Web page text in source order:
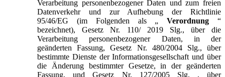
Verarbeitung personenbezogener Daten und zum freien
Datenverkehr und zur Aufhebung der Richtlinie
95/46/EG (im Folgenden als „Verordnung “
bezeichnet), Gesetz Nr. 110/ 2019 Slg., über die
Verarbeitung personenbezogener Daten, in der
geänderten Fassung, Gesetz Nr. 480/2004 Slg., über
bestimmte Dienste der Informationsgesellschaft und über
die Änderung bestimmter Gesetze, in der geänderten
Fassung, und Gesetz Nr. 127/2005 Slg. , über